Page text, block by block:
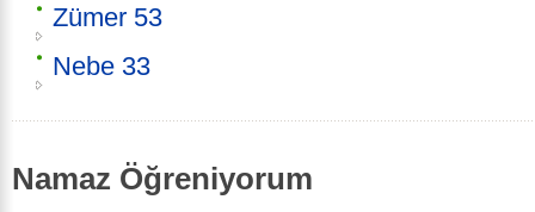
Zümer 53
Nebe 33
Namaz Öğreniyorum